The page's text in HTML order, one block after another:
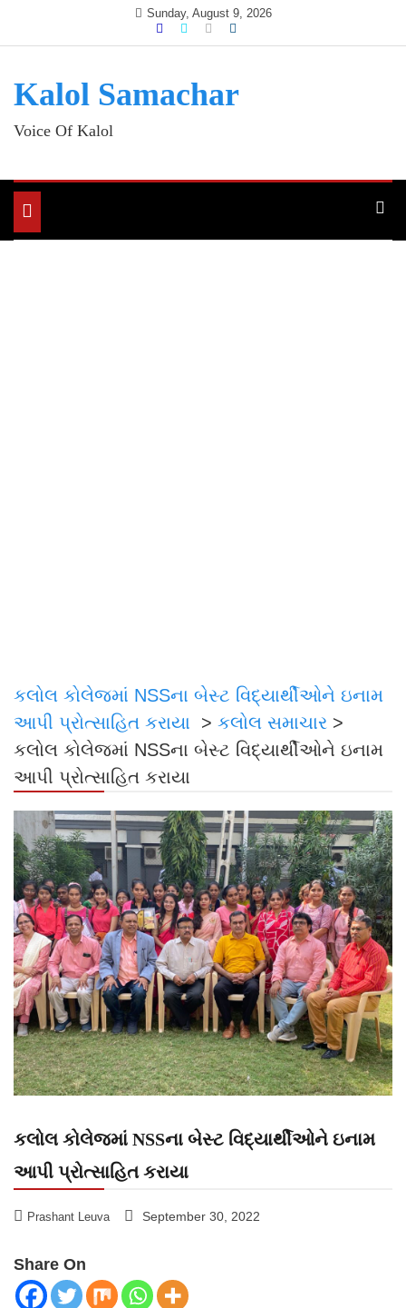
Sunday, August 9, 2026
Kalol Samachar
Voice Of Kalol
Toggle
navigation
કલોલ કોલેજમાં NSSના બેસ્ટ વિદ્યાર્થીઓને ઇનામ
આપી પ્રોત્સાહિત કરાયા
> કલોલ સમાચાર >
કલોલ કોલેજમાં NSSના બેસ્ટ વિદ્યાર્થીઓને ઇનામ
આપી પ્રોત્સાહિત કરાયા
કલોલ કોલેજમાં NSSના બેસ્ટ વિદ્યાર્થીઓને ઇનામ
આપી પ્રોત્સાહિત કરાયા
Prashant Leuva September 30, 2022
Share On